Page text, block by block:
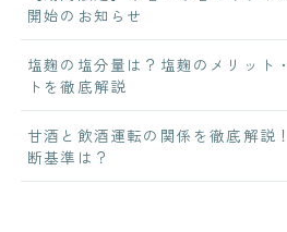
開始のお知らせ
塩麹の塩分量は？塩麹のメリット
トを徹底解説
甘酒と飲酒運転の関係を徹底解説
断基準は？